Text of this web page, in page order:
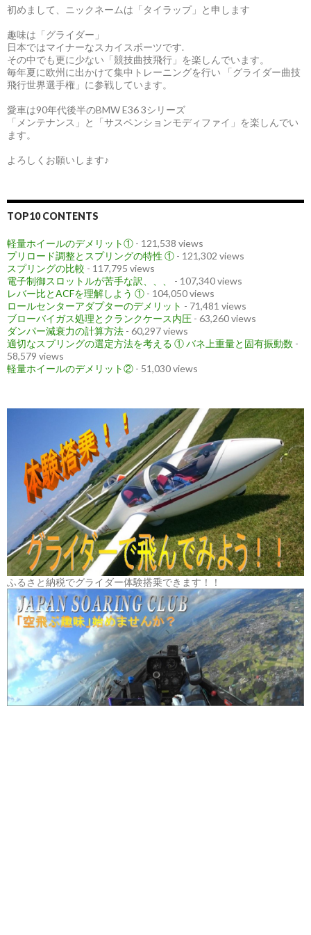
初めまして、ニックネームは「タイラップ」と申します
趣味は「グライダー」
日本ではマイナーなスカイスポーツです.
その中でも更に少ない「競技曲技飛行」を楽しんでいます。
毎年夏に欧州に出かけて集中トレーニングを行い 「グライダー曲技
飛行世界選手権」に参戦しています。
愛車は90年代後半のBMW E36 3シリーズ
「メンテナンス」と「サスペンションモディファイ」を楽しんでい
ます。
よろしくお願いします♪
TOP10 CONTENTS
軽量ホイールのデメリット① - 121,538 views
プリロード調整とスプリングの特性 ① - 121,302 views
スプリングの比較 - 117,795 views
電子制御スロットルが苦手な訳、、、
- 107,340 views
レバー比とACFを理解しよう ① - 104,050 views
ロールセンターアダプターのデメリット - 71,481 views
ブローバイガス処理とクランクケース内圧 - 63,260 views
ダンパー減衰力の計算方法 - 60,297 views
適切なスプリングの選定方法を考える ① バネ上重量と固有振動数 -
58,579 views
軽量ホイールのデメリット② - 51,030 views
ふるさと納税でグライダー体験搭乗できます！！